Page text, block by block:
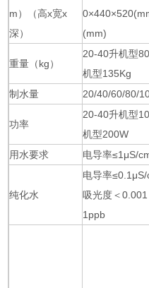
m）（高x宽x
深）
(mm)
重量（kg）
20-40升机型
机型135Kg
制水量
20/40/60/80/
功率
20-40升机型
机型200W
用水要求
电导率≤1μS/
纯化水
电导率
吸光度＜
1ppb